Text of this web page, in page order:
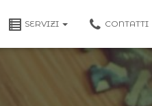
SERVIZI CONTATTI